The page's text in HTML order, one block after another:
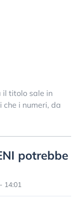
il titolo sale in
i numeri, da
potrebbe
14:01